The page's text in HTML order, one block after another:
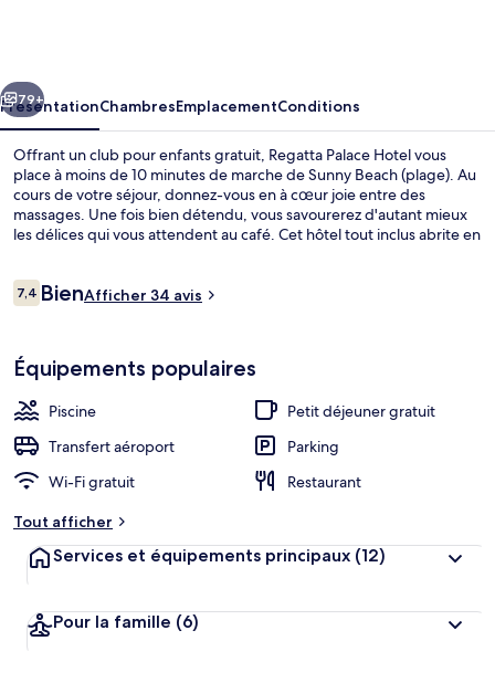
Suivant
79+
PrésentationChambresEmplacementConditions
Offrant un club pour enfants gratuit, Regatta Palace Hotel vous
place à moins de 10 minutes de marche de Sunny Beach (plage). Au
cours de votre séjour, donnez-vous en à cœur joie entre des
massages. Une fois bien détendu, vous savourerez d'autant mieux
les délices qui vous attendent au café. Cet hôtel tout inclus abrite en
Avis
voyageurs
7,47,4 sur 10
BienAfficher 34 avis
Équipements populaires
Piscine
Petit déjeuner gratuit
Transfert aéroport
Parking
Wi-Fi gratuit
Restaurant
Tout afficher
Services et équipements principaux (12)
Pour la famille (6)